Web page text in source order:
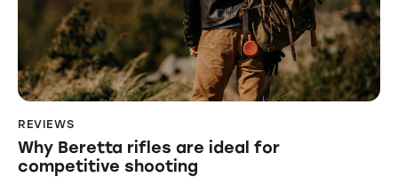
REVIEWS
Why Beretta rifles are ideal for
competitive shooting